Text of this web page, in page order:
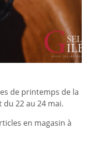
de printemps de la
du 22 au 24 mai.
en magasin à